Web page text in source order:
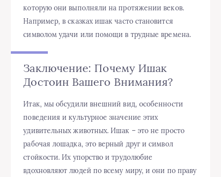
которую они выполняли на протяжении веков.
Например, в сказках ишак часто становится
символом удачи или помощи в трудные времена.
Заключение: Почему Ишак
Достоин Вашего Внимания?
Итак, мы обсудили внешний вид, особенности
поведения и культурное значение этих
удивительных животных. Ишак – это не просто
рабочая лошадка, это верный друг и символ
стойкости. Их упорство и трудолюбие
вдохновляют людей по всему миру, и они по праву